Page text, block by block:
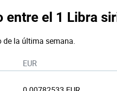
el 1 Libra
de la última semana.
EUR